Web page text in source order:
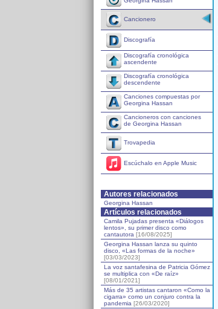
Cancionero
Discografía
Discografía cronológica
ascendente
Discografía cronológica
descendente
Canciones compuestas por
Georgina Hassan
Cancioneros con canciones
de Georgina Hassan
Trovapedia
Escúchalo en Apple Music
Autores relacionados
Georgina Hassan
Artículos relacionados
Camila Pujadas presenta «Diálogos
lentos», su primer disco como
cantautora [16/08/2025]
Georgina Hassan lanza su quinto
disco, «Las formas de la noche»
[03/03/2023]
La voz santafesina de Patricia Gómez
se multiplica con «De raíz»
[08/01/2021]
Más de 35 artistas cantaron «Como la
cigarra» como un conjuro contra la
pandemia [26/03/2020]